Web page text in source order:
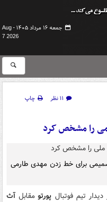
جمعه ۱۶ مرداد ۱۴۰۵ -
Aug
7 2026
۱۱ نظر
چاپ
را مشخص کرد
برای خط زدن مهدی طارمی
تیم فوتبال پورتو مقابل آث